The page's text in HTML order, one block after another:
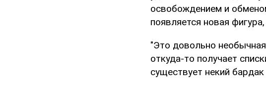
освобождением и
появляется новая
"Это довольно
откуда-то получает
существует некий